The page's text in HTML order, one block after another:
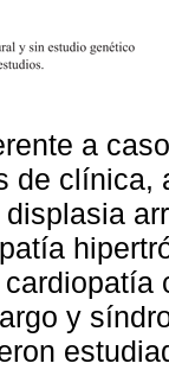
a
de
y